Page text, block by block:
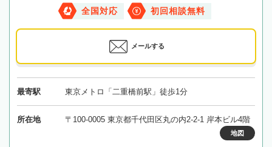
全国対応 初回相談無料
メールする
最寄駅 東京メトロ「二重橋前駅」徒歩1分
所在地 〒100-0005 東京都千代田区丸の内2-2-1 岸本ビル4階
地図